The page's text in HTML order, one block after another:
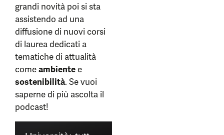
grandi novità poi si sta
assistendo ad una
diffusione di nuovi corsi
di laurea dedicati a
tematiche di attualità
comeambientee
sostenibilità. Se vuoi
saperne di più ascolta il
podcast!